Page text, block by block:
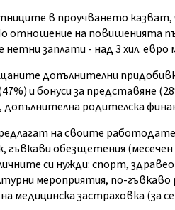
в проучването казват,
отношение на повишенията
заплати - над 3 хил. евро
допълнителни
и бонуси за представяне
родителска
на своите
гъвкави обезщетения
си нужди: спорт,
мероприятия, по-
медицинска застраховка (за